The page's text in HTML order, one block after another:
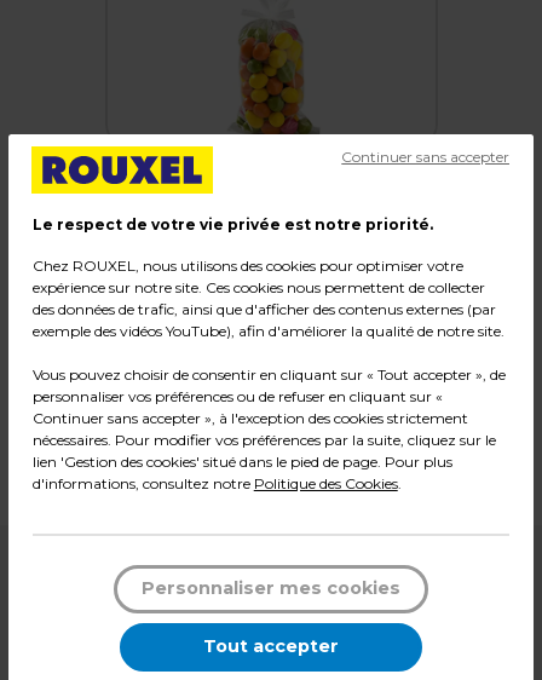
- Sachet confiserie - Sachet bonbons - Lot de
200
Couleur : Transparent
Matière : Polypropylène
Dimensions : L 10 x H 20 cm
Poids : 0,27 kg
7,99€ HT
Pqt de 200
Le respect de votre vie privée est notre priorité.
Chez ROUXEL, nous utilisons des cookies pour optimiser votre
expérience sur notre site. Ces cookies nous permettent de collecter
des données de trafic, ainsi que d'afficher des contenus externes (par
exemple des vidéos YouTube), afin d'améliorer la qualité de notre site.
Vous pouvez choisir de consentir en cliquant sur « Tout accepter », de
personnaliser vos préférences ou de refuser en cliquant sur «
Continuer sans accepter », à l'exception des cookies strictement
nécessaires. Pour modifier vos préférences par la suite, cliquez sur le
lien 'Gestion des cookies' situé dans le pied de page. Pour plus
d'informations, consultez notre Politique des Cookies.
Continuer sans accepter
Personnaliser mes cookies
Tout accepter